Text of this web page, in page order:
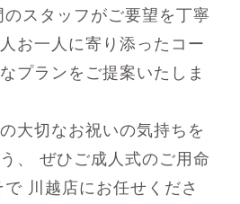
のスタッフがご要望を丁寧
お一人に寄り添ったコー
プランをご提案いたしま
大切なお祝いの気持ちを
、
ぜひご成人式のご用命
川越店にお任せくださ